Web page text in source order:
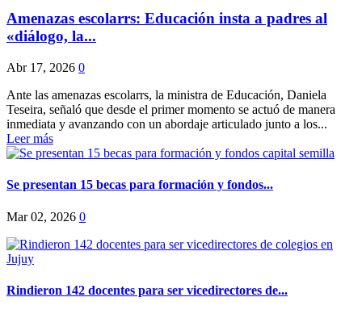
Amenazas escolarrs: Educación insta a padres al
«diálogo, la...
Abr 17, 2026 0
Ante las amenazas escolarrs, la ministra de Educación, Daniela
Teseira, señaló que desde el primer momento se actuó de manera
inmediata y avanzando con un abordaje articulado junto a los...
Leer más
Se presentan 15 becas para formación y fondos...
Mar 02, 2026 0
Rindieron 142 docentes para ser vicedirectores de...